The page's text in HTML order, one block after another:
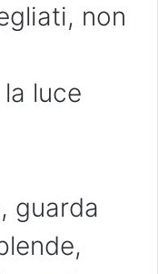
non
luce
guarda